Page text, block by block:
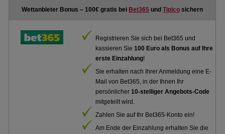
Wettanbieter Bonus – 100€ gratis bei Bet365 undTipico sichern
Registrieren Sie sich bei Bet365 und
kassieren Sie100 Euro als Bonus auf Ihre
erste Einzahlung!
Sie erhalten nach Ihrer Anmeldung eine E-
Mail von Bet365, in der Ihnen Ihr
persönlicher10-stelliger Angebots-Code
mitgeteilt wird.
Zahlen Sie auf Ihr Bet365-Konto ein!
Am Ende der Einzahlung erhalten Sie die